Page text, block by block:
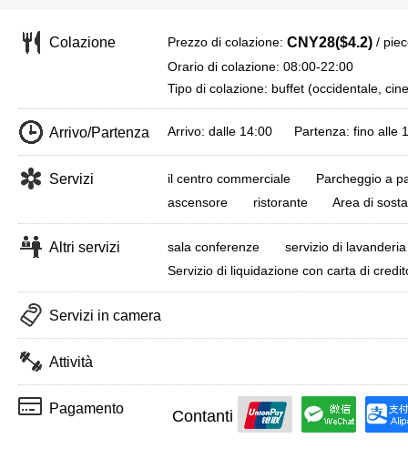
Colazione Prezzo di colazione: CNY28($4.2) /
Orario di colazione: 08:00-22:00
Tipo di colazione: buffet (occidentale,
Arrivo/Partenza Arrivo: dalle 14:00 Partenza: fino alle
Servizi il centro commerciale
Parcheggio a
ascensore
ristorante Area di
Altri servizi sala conferenze
servizio di lavanderia
Servizio di liquidazione con carta di
Servizi in camera
Attività
Pagamento Contanti